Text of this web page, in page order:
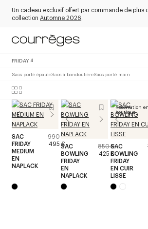
Un cadeau exclusif offert par commande de plus
collection Automne 2026.
FRIDAY 4
Sacs porté épauleSacs à bandoulièreSacs porté main
SAC
FRIDAY
MEDIUM
EN
NAPLACK
990 €
495 €SAC
BOWLING
FRIDAY
EN
NAPLACK
850 €
425 €
Réservation
boutique
SAC
BOWLING
FRIDAY
EN CUIR
LISSE